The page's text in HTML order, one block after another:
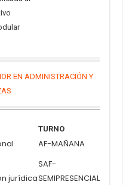
EN ADMINISTRACIÓN Y
TURNO
jurídica
AF-MAÑANA
SAF-
SEMIPRESENCIAL